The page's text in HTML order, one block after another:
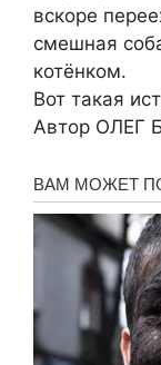
вскоре
смешная
котёнком.
Вот такая
Автор ОЛЕГ